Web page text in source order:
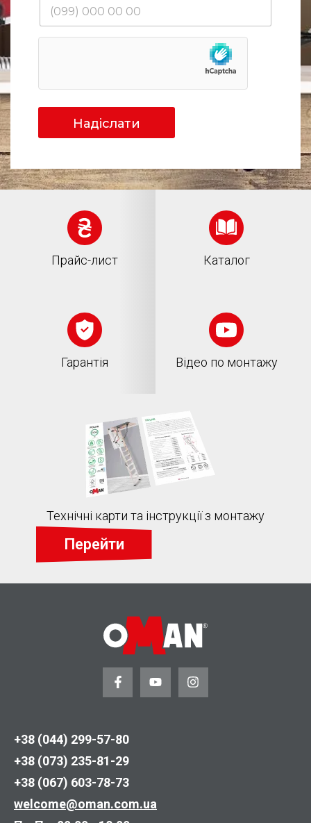
Надіслати
Прайс-лист Каталог
Гарантія Відео по монтажу
Технічні карти та інструкції з монтажу
Перейти
+38 (044) 299-57-80
+38 (073) 235-81-29
+38 (067) 603-78-73
welcome@oman.com.ua